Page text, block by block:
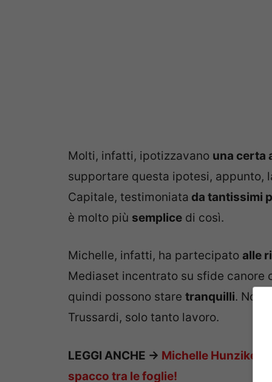
Molti, infatti, ipotizzavano una certa
supportare questa ipotesi, appunto,
Capitale, testimoniata da tantissimi
è molto più semplice di così.
Michelle, infatti, ha partecipato alle
Mediaset incentrato su sfide canore
quindi possono stare tranquilli. Non
Trussardi, solo tanto lavoro.
LEGGI ANCHE -> Michelle Hunziker,
spacco tra le foglie!